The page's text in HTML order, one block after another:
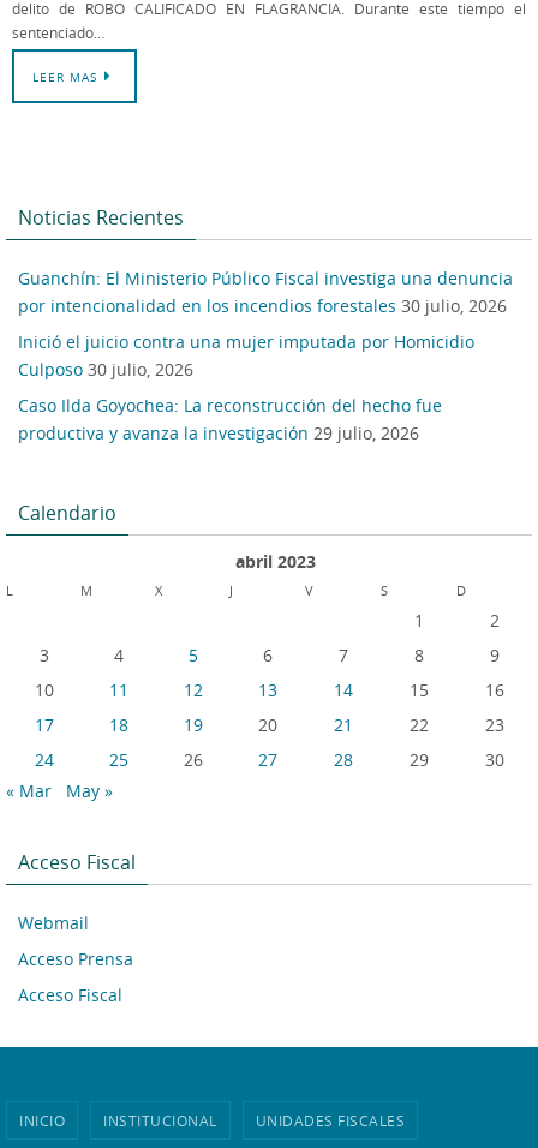
delito de ROBO CALIFICADO EN FLAGRANCIA. Durante este tiempo el
sentenciado…
LEER MAS
Noticias Recientes
Guanchín: El Ministerio Público Fiscal investiga una denuncia
por intencionalidad en los incendios forestales 30 julio, 2026
Inició el juicio contra una mujer imputada por Homicidio
Culposo 30 julio, 2026
Caso Ilda Goyochea: La reconstrucción del hecho fue
productiva y avanza la investigación 29 julio, 2026
Calendario
abril 2023
L M X J V S D
1
2
3
4 5 6 7 8
9
10
11 12 13 14 15
16
17
18 19 20 21 22
23
24
25 26 27 28 29
30
« Mar
May »
Acceso Fiscal
Webmail
Acceso Prensa
Acceso Fiscal
INICIO INSTITUCIONAL UNIDADES FISCALES